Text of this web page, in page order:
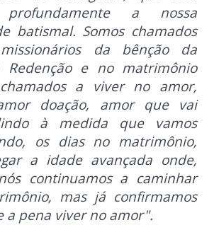
a nossa
batismal. Somos chamados
da bênção da
Redenção e no matrimônio
a viver no amor,
doação, amor que vai
à medida que vamos
os dias no matrimônio,
a idade avançada onde,
continuamos a caminhar
mas já confirmamos
a pena viver no amor".